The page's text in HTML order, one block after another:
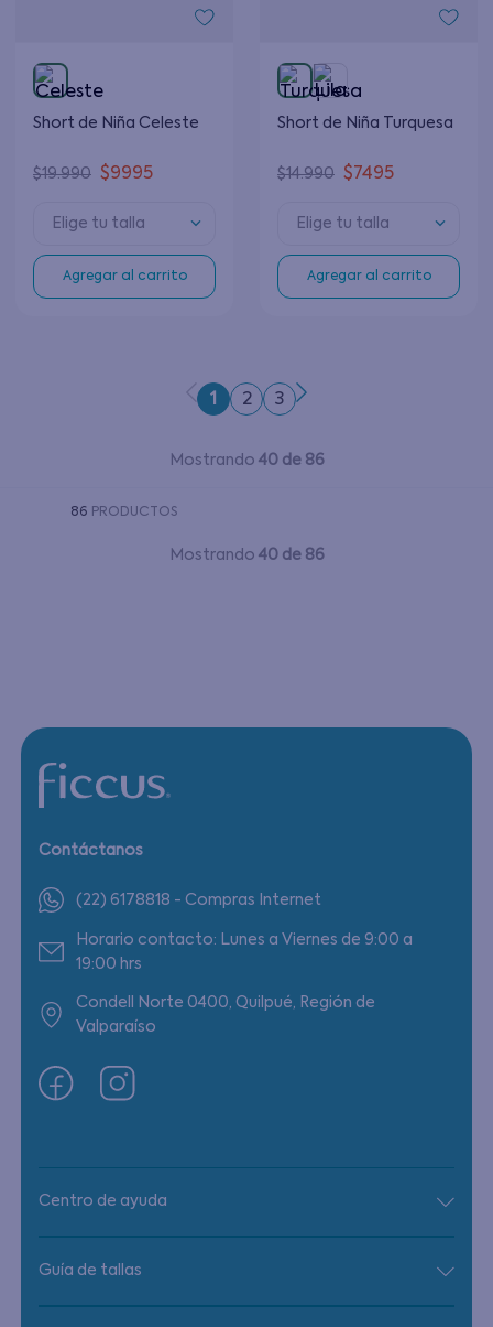
Short de Niña Celeste
$19.990 $9995
Elige tu talla
Agregar al carrito
Short de Niña Turquesa
$14.990 $7495
Elige tu talla
Agregar al carrito
1 2 3
Mostrando 40 de 86
86 PRODUCTOS
Mostrando 40 de 86
Contáctanos
(22) 6178818 - Compras Internet
Horario contacto: Lunes a Viernes de 9:00 a
19:00 hrs
Condell Norte 0400, Quilpué, Región de
Valparaíso
Centro de ayuda
Guía de tallas